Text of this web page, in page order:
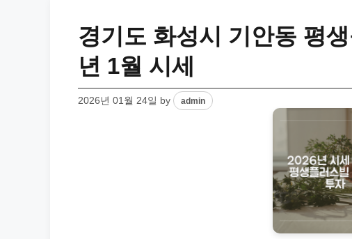
경기도 화성시 기안동 평
년 1월 시세
2026년 01월 24일 by admin